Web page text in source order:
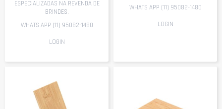
ESPECIALIZADAS NA REVENDA DE
BRINDES.
WHATS APP (11) 95082-1480
LOGIN
WHATS APP (11) 95082-1480
LOGIN